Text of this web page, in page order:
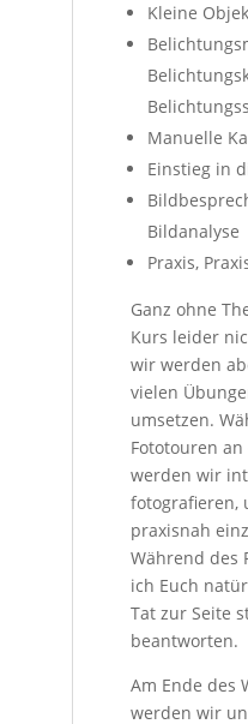
Kleine
Manuelle
Einstieg in
Bildanalyse
Praxis,
Ganz ohne
Kurs leider
wir werden
vielen
umsetzen.
Fototouren
werden wir
fotografieren,
praxisnah
Während des
ich Euch
Tat zur Seite
beantworten.
Am Ende des
werden wir